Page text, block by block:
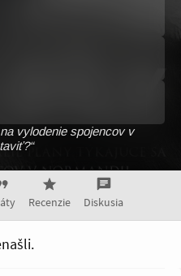
vylodenie spojencov v
Recenzie Diskusia